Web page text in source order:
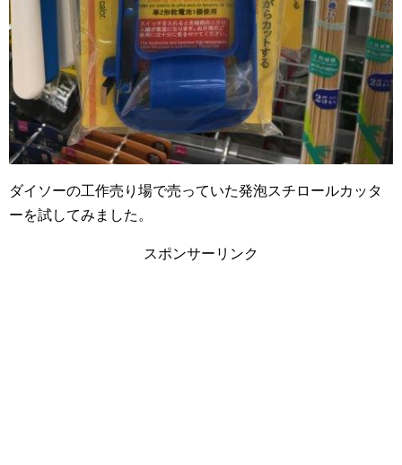
ダイソーの工作売り場で売っていた発泡スチロールカッタ
ーを試してみました。
スポンサーリンク